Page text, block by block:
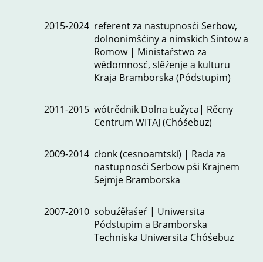
2015-2024 referent za nastupnosći Serbow,
dolnonimšćiny a nimskich Sintow a
Romow | Ministaŕstwo za
wědomnosć, slěźenje a kulturu
Kraja Bramborska (Pódstupim)
2011-2015 wótrědnik Dolna Łužyca| Rěcny
Centrum WITAJ (Chóśebuz)
2009-2014 cłonk (cesnoamtski) | Rada za
nastupnosći Serbow pśi Krajnem
Sejmje Bramborska
2007-2010 sobuźěłaśeŕ | Uniwersita
Pódstupim a Bramborska
Techniska Uniwersita Chóśebuz